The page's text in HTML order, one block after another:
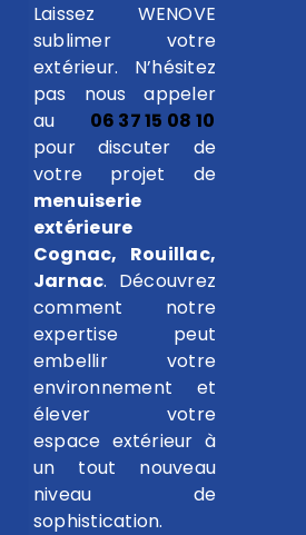
Laissez WENOVE
sublimer votre
extérieur. N’hésitez
pas nous appeler
au
06 37 15 08 10
pour discuter de
votre projet de
menuiserie
extérieure
Cognac, Rouillac,
Jarnac. Découvrez
comment notre
expertise peut
embellir votre
environnement et
élever votre
espace extérieur à
un tout nouveau
niveau de
sophistication.